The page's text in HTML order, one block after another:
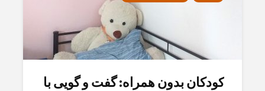
کودکان بدون همراه: گفت و گویی با